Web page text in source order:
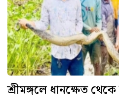
শ্রীমঙ্গলে ধানক্ষেত